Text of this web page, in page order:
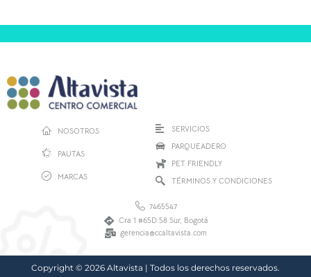
NOSOTROS
PAUTAS
MARCAS
SERVICIOS
PARQUEADERO
PET FRIENDLY
TÉRMINOS Y CONDICIONES
7465547
Cra 1 #65D 58 Sur, Bogotá
gerencia@ccaltavista.com
Copyright © 2026 Altavista | Todos los derechos reservados.